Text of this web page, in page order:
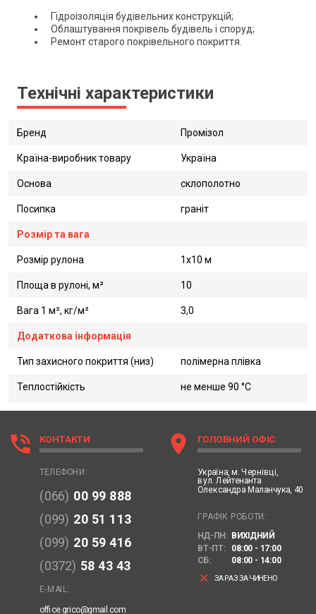
Гідроізоляція будівельних конструкцій;
Облаштування покрівель будівель і споруд;
Ремонт старого покрівельного покриття.
Технічні характеристики
Бренд Промізол
Країна-виробник товару Україна
Основа склополотно
Посипка граніт
Розмір та вага
Розмір рулона 1х10 м
Площа в рулоні, м² 10
Вага 1 м², кг/м² 3,0
Додаткова інформація
Тип захисного покриття (низ) полімерна плівка
Теплостійкість не менше 90 °C
phone_in_talk КОНТАКТИ
ТЕЛЕФОНИ:
(066) 00 99 888
(099) 20 51 113
(099) 20 59 416
(0372) 58 43 43
E-MAIL:
office.grico@gmail.com
location_on ГОЛОВНИЙ ОФІС
Україна, м. Чернівці,
вул. Лейтенанта
Олександра Маланчука, 40
ГРАФІК РОБОТИ:
НД-ПН: ВИХІДНИЙ
ВТ-ПТ:
08:00 - 17:00
СБ:
08:00 - 14:00
clear ЗАРАЗ ЗАЧИНЕНО